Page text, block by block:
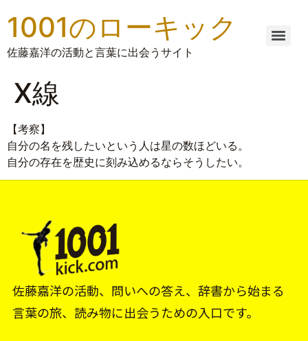
1001のローキック
佐藤嘉洋の活動と言葉に出会うサイト
X線
【考察】
自分の名を残したいという人は星の数ほどいる。
自分の存在を歴史に刻み込めるならそうしたい。
佐藤嘉洋の活動、問いへの答え、辞書から始まる
言葉の旅、読み物に出会うための入口です。